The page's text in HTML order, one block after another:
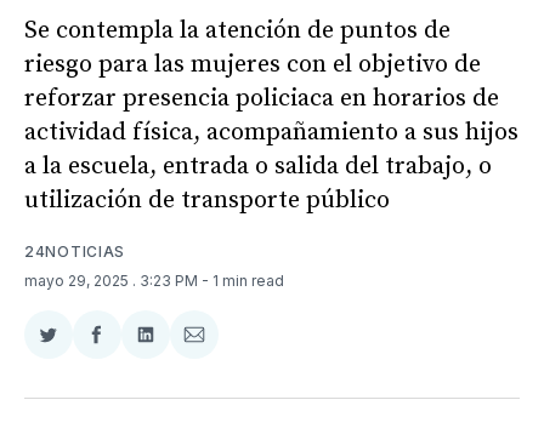
Se contempla la atención de puntos de
riesgo para las mujeres con el objetivo de
reforzar presencia policiaca en horarios de
actividad física, acompañamiento a sus hijos
a la escuela, entrada o salida del trabajo, o
utilización de transporte público
24NOTICIAS
mayo 29, 2025 . 3:23 PM - 1 min read
Compartir
Twitter
Compartir
Facebook
Compartir
LinkedIn
Compartir
Email